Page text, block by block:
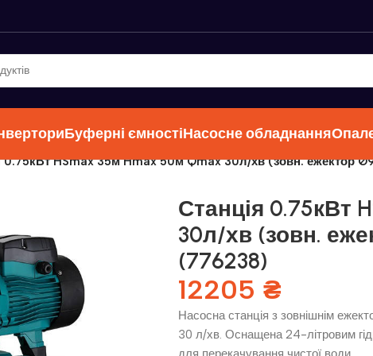
Буферні ємностіНасосне обладнання
0.75кВт HSmax 35м Hmax 50м Qmax 30л/хв (зовн. ежектор
Станція 0.75кВт
30л/хв (зовн.
(776238)
12205 ₴
Насосна станція з зовнішнім
30 л/хв. Оснащена 24-літровим